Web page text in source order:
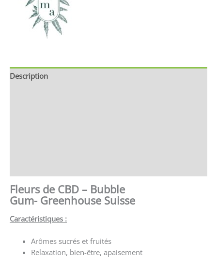
Description
Fleurs de CBD – Bubble
Gum- Greenhouse Suisse
Caractéristiques :
Arômes sucrés et fruités
Relaxation, bien-être, apaisement